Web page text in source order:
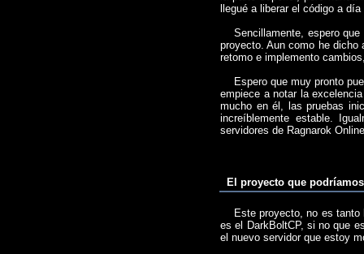
llegué a liberar el código a
Sencillamente, espero que
proyecto. Aun como he dicho
retomo e implemento
Espero que muy pronto
empiece a notar la
mucho en él, las pruebas
increíblemente estable.
servidores de Ragnarok
El proyecto que
Este proyecto, no es tanto
es el DarkBoltCP, si no que
el nuevo servidor que estoy